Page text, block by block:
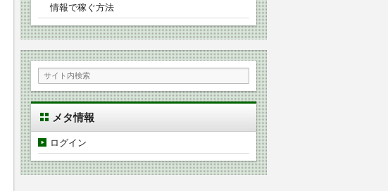
情報で稼ぐ方法
メタ情報
ログイン